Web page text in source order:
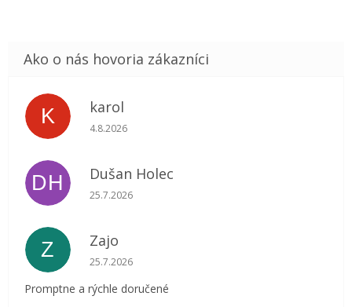
K karol
Hodnotenie obchodu je 5 z 5 hviezdičiek.
4.8.2026
DH Dušan Holec
Hodnotenie obchodu je 5 z 5 hviezdičiek.
25.7.2026
Z Zajo
Hodnotenie obchodu je 5 z 5 hviezdičiek.
25.7.2026
Promptne a rýchle doručené